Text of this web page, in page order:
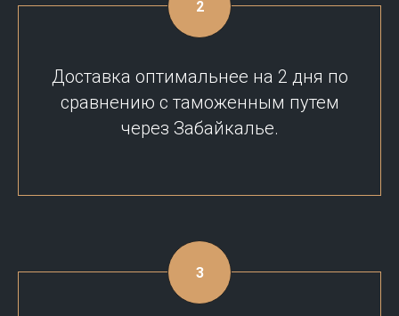
Доставка оптимальнее на 2 дня по
сравнению с таможенным путем
через Забайкалье.